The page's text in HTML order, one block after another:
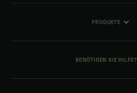
PRODUKTE
BENÖTIGEN SIE HILFE?